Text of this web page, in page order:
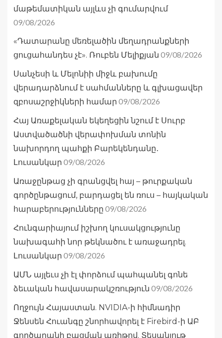
մաթեմատիկան այլևս չի գումարվում
09/08/2026
«Դատարանը մեռելածին մեղադրանքների
ցուցահանդես չէ». Ռուբեն Մելիքյան 09/08/2026
Սանչեսի և Մելոնիի միջև բախումը
վերադարձնում է սահմանները և գլխացավեր
զբոսաշրջիկների համար 09/08/2026
Հայ Առաքելական եկեղեցին նշում է Սուրբ
Աստվածածնի վերափոխման տոնին
նախորդող պահքի Բարեկենդանը․
Լուսանկար 09/08/2026
Առաջընթաց չի գրանցվել հայ – թուրքական
գործընթացում, բարդացել են ռուս – հայկական
հարաբերությունները 09/08/2026
Հունգարիայում իշխող կուսակցությունը
նախագահի նոր թեկնածու է առաջադրել.
Լուսանկար 09/08/2026
ԱՄՆ այլեւս չի էլ փորձում պահպանել գոնե
ձեւական հավասարակշռություն 09/08/2026
Ողջույն Հայաստան. NVIDIA-ի հիմնադիր
Ջենսեն Հուանգը շնորհավորել է Firebird-ի ԱԲ
գործարանի բացման առիթով. Տեսանյութ